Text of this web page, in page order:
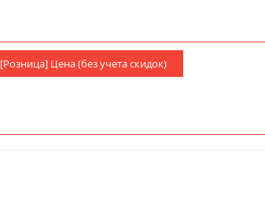
[3] [Розница] Цена (без учета скидок)